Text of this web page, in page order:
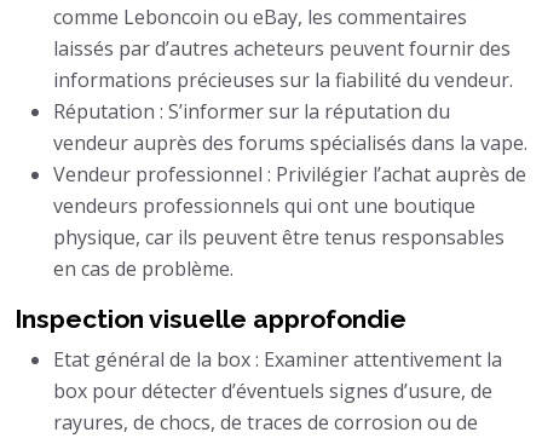
comme Leboncoin ou eBay, les commentaires
laissés par d’autres acheteurs peuvent fournir des
informations précieuses sur la fiabilité du vendeur.
Réputation : S’informer sur la réputation du
vendeur auprès des forums spécialisés dans la vape.
Vendeur professionnel : Privilégier l’achat auprès de
vendeurs professionnels qui ont une boutique
physique, car ils peuvent être tenus responsables
en cas de problème.
Inspection visuelle approfondie
Etat général de la box : Examiner attentivement la
box pour détecter d’éventuels signes d’usure, de
rayures, de chocs, de traces de corrosion ou de